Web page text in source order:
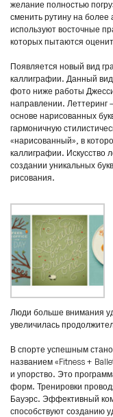
желание полностью
сменить рутину на
используют восточные
которых пытаются
Появляется новый вид
каллиграфии. Данный вид
фото ниже работы
направлении. Леттеринг
основе нарисованных
гармоничную
«нарисованный», в
каллиграфии. Искусство
создании уникальных
рисования.
Люди больше внимания
увеличилась
В спорте успешным
названием «Fitness +
и упорство. Это
форм. Тренировки
Бауэрс. Эффективный
способствуют созданию